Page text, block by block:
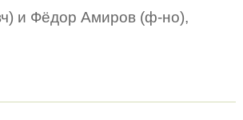
и Фёдор Амиров (ф-но),